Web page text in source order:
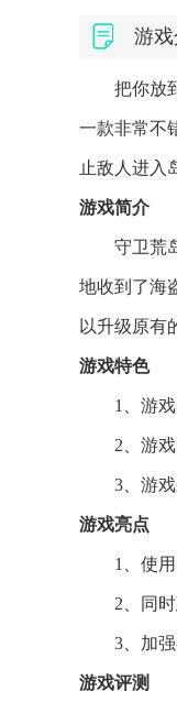
游
把你放
一款非常不
止敌人进入
游戏简介
守卫荒
地收到了海
以升级原有
游戏特色
1、游
2、游
3、游
游戏亮点
1、使
2、同
3、加
游戏评测